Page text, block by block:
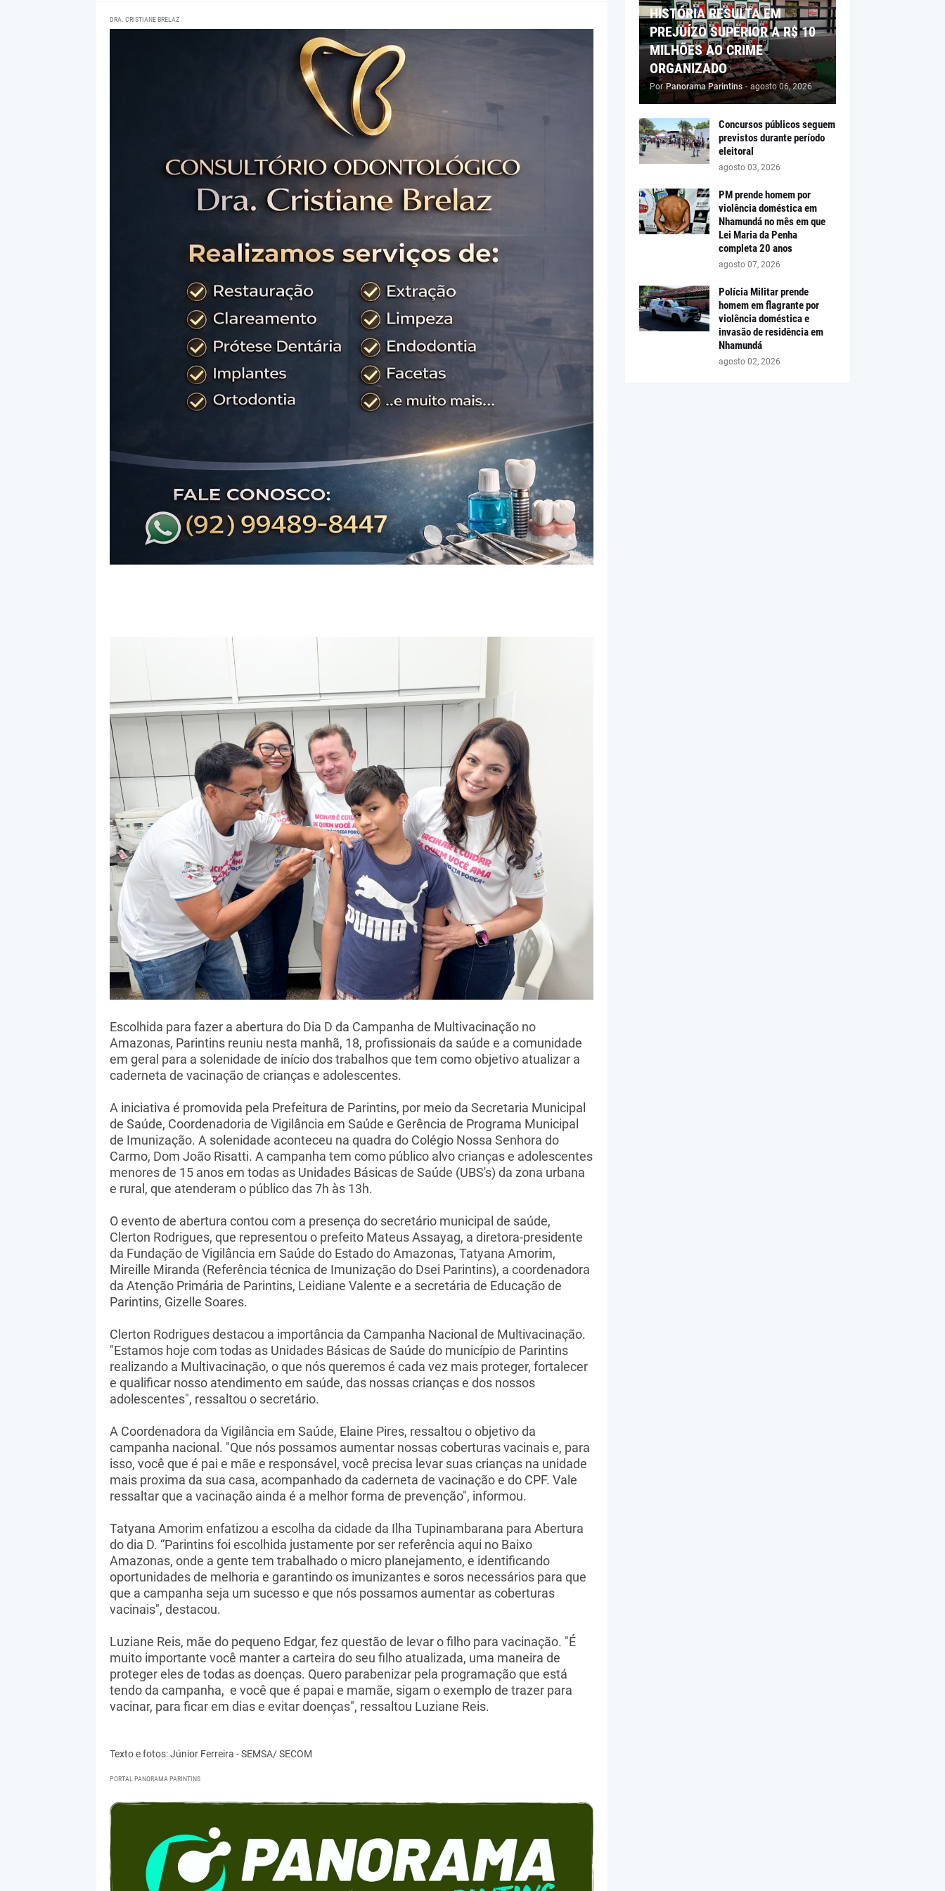
DRA. CRISTIANE BRELAZ
Escolhida para fazer a abertura do Dia D da Campanha de Multivacinação no
Amazonas, Parintins reuniu nesta manhã, 18, profissionais da saúde e a comunidade
em geral para a solenidade de início dos trabalhos que tem como objetivo atualizar a
caderneta de vacinação de crianças e adolescentes.
A iniciativa é promovida pela Prefeitura de Parintins, por meio da Secretaria Municipal
de Saúde, Coordenadoria de Vigilância em Saúde e Gerência de Programa Municipal
de Imunização. A solenidade aconteceu na quadra do Colégio Nossa Senhora do
Carmo, Dom João Risatti. A campanha tem como público alvo crianças e adolescentes
menores de 15 anos em todas as Unidades Básicas de Saúde (UBS's) da zona urbana
e rural, que atenderam o público das 7h às 13h.
O evento de abertura contou com a presença do secretário municipal de saúde,
Clerton Rodrigues, que representou o prefeito Mateus Assayag, a diretora-presidente
da Fundação de Vigilância em Saúde do Estado do Amazonas, Tatyana Amorim,
Mireille Miranda (Referência técnica de Imunização do Dsei Parintins), a coordenadora
da Atenção Primária de Parintins, Leidiane Valente e a secretária de Educação de
Parintins, Gizelle Soares.
Clerton Rodrigues destacou a importância da Campanha Nacional de Multivacinação.
"Estamos hoje com todas as Unidades Básicas de Saúde do município de Parintins
realizando a Multivacinação, o que nós queremos é cada vez mais proteger, fortalecer
e qualificar nosso atendimento em saúde, das nossas crianças e dos nossos
adolescentes", ressaltou o secretário.
A Coordenadora da Vigilância em Saúde, Elaine Pires, ressaltou o objetivo da
campanha nacional. "Que nós possamos aumentar nossas coberturas vacinais e, para
isso, você que é pai e mãe e responsável, você precisa levar suas crianças na unidade
mais proxima da sua casa, acompanhado da caderneta de vacinação e do CPF. Vale
ressaltar que a vacinação ainda é a melhor forma de prevenção", informou.
Tatyana Amorim enfatizou a escolha da cidade da Ilha Tupinambarana para Abertura
do dia D. “Parintins foi escolhida justamente por ser referência aqui no Baixo
Amazonas, onde a gente tem trabalhado o micro planejamento, e identificando
oportunidades de melhoria e garantindo os imunizantes e soros necessários para que
que a campanha seja um sucesso e que nós possamos aumentar as coberturas
vacinais", destacou.
Luziane Reis, mãe do pequeno Edgar, fez questão de levar o filho para vacinação. "É
muito importante você manter a carteira do seu filho atualizada, uma maneira de
proteger eles de todas as doenças. Quero parabenizar pela programação que está
tendo da campanha, e você que é papai e mamãe, sigam o exemplo de trazer para
vacinar, para ficar em dias e evitar doenças", ressaltou Luziane Reis.
Texto e fotos: Júnior Ferreira - SEMSA/ SECOM
PORTAL PANORAMA PARINTINS
HISTÓRIA RESULTA EM
PREJUÍZO SUPERIOR A R$ 10
MILHÕES AO CRIME
ORGANIZADO
Por Panorama Parintins - agosto 06, 2026
Concursos públicos seguem
previstos durante período
eleitoral
agosto 03, 2026
PM prende homem por
violência doméstica em
Nhamundá no mês em que
Lei Maria da Penha
completa 20 anos
agosto 07, 2026
Polícia Militar prende
homem em flagrante por
violência doméstica e
invasão de residência em
Nhamundá
agosto 02, 2026